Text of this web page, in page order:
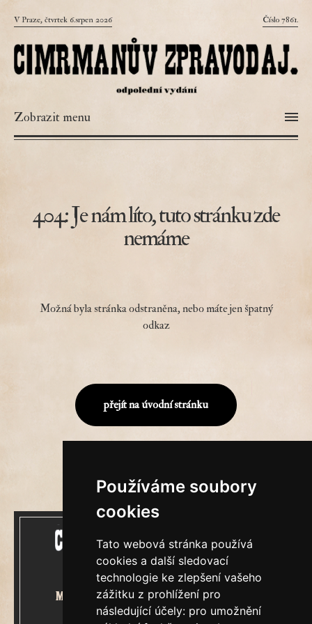
Používáme soubory
cookies
Tato webová stránka používá
cookies a další sledovací
technologie ke zlepšení vašeho
zážitku z prohlížení pro
následující účely: pro umožnění
V Praze, čtvrtek 6.srpen 2026 Číslo 7861.
Zobrazit menu
404: Je nám líto, tuto stránku zde
nemáme
Možná byla stránka odstraněna, nebo máte jen špatný
odkaz
přejít na úvodní stránku
Mecenášem Cimrmanova Zpravodaje
je společnost